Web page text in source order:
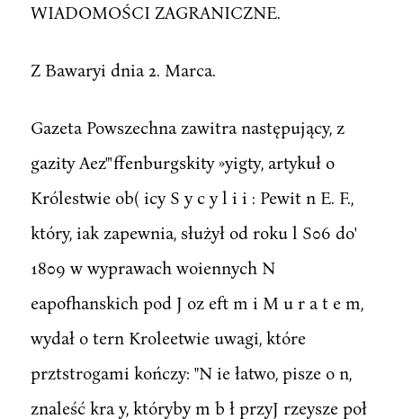
WIADOMOŚCI ZAGRANICZNE.
Z Bawaryi dnia 2. Marca.
Gazeta Powszechna zawitra następujący, z
gazity Aez"'ffenburgskity »yigty, artykuł o
Królestwie ob( icy S y c y l i i : Pewit n E. F.,
który, iak zapewnia, służył od roku l S06 do'
1809 w wyprawach woiennych N
eapofhanskich pod J oz eft m i M u r a t e m,
wydał o tern Kroleetwie uwagi, które
prztstrogami kończy: "N ie łatwo, pisze o n,
znaleść kra y, któryby m b ł przyJ rzeysze poł